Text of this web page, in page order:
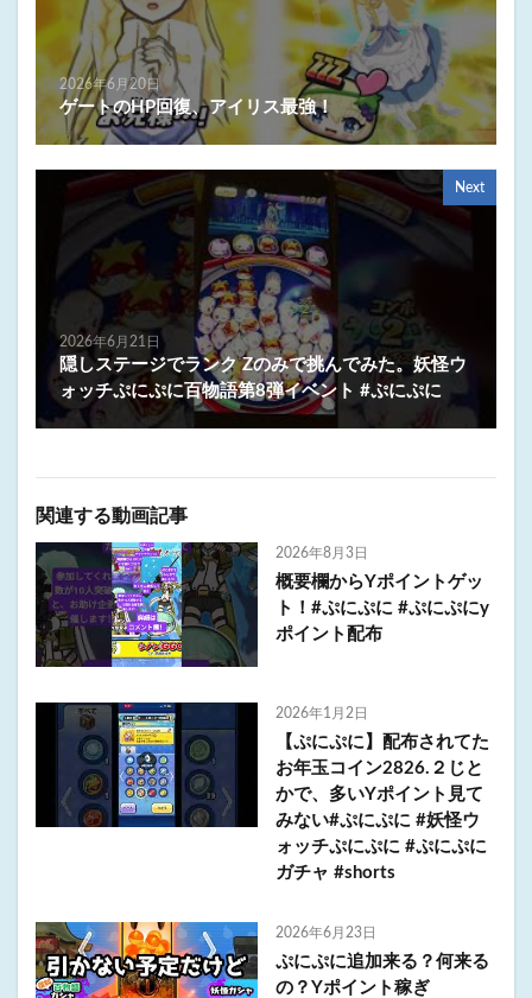
2026年6月20日
ゲートのHP回復、アイリス最強！
Next
2026年6月21日
隠しステージでランク Zのみで挑んでみた。妖怪ウ
ォッチぷにぷに百物語第8弾イベント #ぷにぷに
関連する動画記事
2026年8月3日
概要欄からYポイントゲッ
ト！#ぷにぷに #ぷにぷにy
ポイント配布
2026年1月2日
【ぷにぷに】配布されてた
お年玉コイン2826.２じと
かで、多いYポイント見て
みない#ぷにぷに #妖怪ウ
ォッチぷにぷに #ぷにぷに
ガチャ #shorts
2026年6月23日
ぷにぷに追加来る？何来る
の？Yポイント稼ぎ